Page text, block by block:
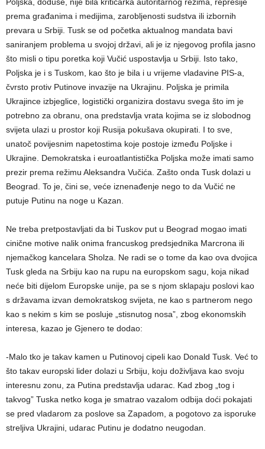
prema građanima i medijima, zarobljenosti sudstva ili izbornih
prevara u Srbiji. Tusk se od početka aktualnog mandata bavi
saniranjem problema u svojoj državi, ali je iz njegovog profila jasno
što misli o tipu poretka koji Vučić uspostavlja u Srbiji. Isto tako,
Poljska je i s Tuskom, kao što je bila i u vrijeme vladavine PIS-a,
čvrsto protiv Putinove invazije na Ukrajinu. Poljska je primila
Ukrajince izbjeglice, logistički organizira dostavu svega što im je
potrebno za obranu, ona predstavlja vrata kojima se iz slobodnog
svijeta ulazi u prostor koji Rusija pokušava okupirati. I to sve,
unatoč povijesnim napetostima koje postoje između Poljske i
Ukrajine. Demokratska i euroatlantistička Poljska može imati samo
prezir prema režimu Aleksandra Vučića. Zašto onda Tusk dolazi u
Beograd. To je, čini se, veće iznenađenje nego to da Vučić ne
putuje Putinu na noge u Kazan.
Ne treba pretpostavljati da bi Tuskov put u Beograd mogao imati
cinične motive nalik onima francuskog predsjednika Marcrona ili
njemačkog kancelara Sholza. Ne radi se o tome da kao ova dvojica
Tusk gleda na Srbiju kao na rupu na europskom sagu, koja nikad
neće biti dijelom Europske unije, pa se s njom sklapaju poslovi kao
s državama izvan demokratskog svijeta, ne kao s partnerom nego
kao s nekim s kim se posluje „stisnutog nosa”, zbog ekonomskih
interesa, kazao je Gjenero te dodao:
-Malo tko je takav kamen u Putinovoj cipeli kao Donald Tusk. Već to
što takav europski lider dolazi u Srbiju, koju doživljava kao svoju
interesnu zonu, za Putina predstavlja udarac. Kad zbog „tog i
takvog” Tuska netko koga je smatrao vazalom odbija doći pokajati
se pred vladarom za poslove sa Zapadom, a pogotovo za isporuke
streljiva Ukrajini, udarac Putinu je dodatno neugodan.